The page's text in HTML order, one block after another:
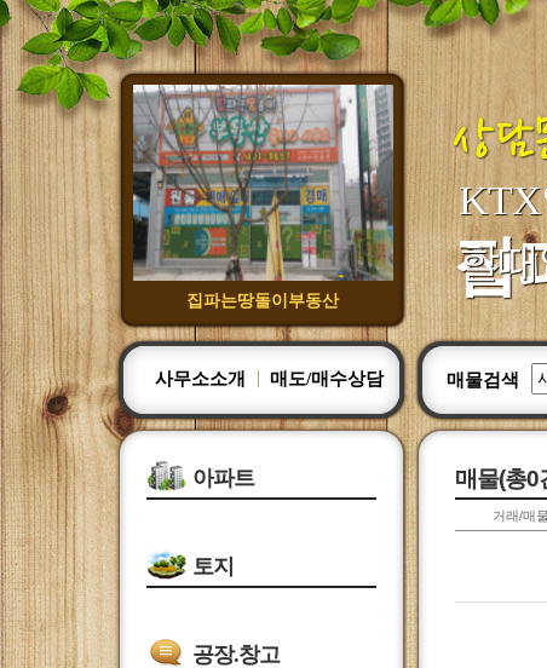
집
KTX
할
사무소소개 매도/매수상담
집파는땅돌이부동산
매물검색
아파트
토지
공장.창고
매물(총0
거래/매물